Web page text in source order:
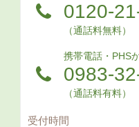
0120-
（通話料無料）
携帯電話・PHS
0983-
（通話料有料）
受付時間